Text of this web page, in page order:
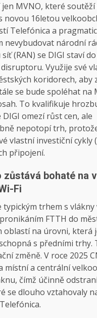
jen MVNO, které
novou 16letou
Telefónica a
nevybudovat národní
(RAN) se DIGI staví
Využije své
koridorech, aby
se bude spoléhat na
To kvalifikuje
DIGI omezí růst cen, ale
nepotopí trh,
vlastní investiční cykly
připojení.
zůstává bohaté na
Fi
typickým trhem s vlákny
FTTH do
oblastí na úrovni, která
s předními trhy.
změně. V roce 2025
místní a centrální
čímž účinně
se dlouho vztahovaly